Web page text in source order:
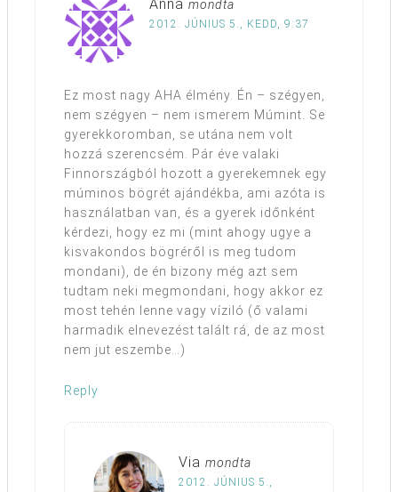
Anna mondta
2012. JÚNIUS 5., KEDD, 9:37
Ez most nagy AHA élmény. Én – szégyen,
nem szégyen – nem ismerem Múmint. Se
gyerekkoromban, se utána nem volt
hozzá szerencsém. Pár éve valaki
Finnországból hozott a gyerekemnek egy
múminos bögrét ajándékba, ami azóta is
használatban van, és a gyerek időnként
kérdezi, hogy ez mi (mint ahogy ugye a
kisvakondos bögréről is meg tudom
mondani), de én bizony még azt sem
tudtam neki megmondani, hogy akkor ez
most tehén lenne vagy víziló (ő valami
harmadik elnevezést talált rá, de az most
nem jut eszembe…)
Reply
Via mondta
2012. JÚNIUS 5.,